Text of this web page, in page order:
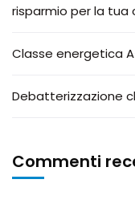
risparmio per la tua
Classe energetica
Debatterizzazione
Commenti